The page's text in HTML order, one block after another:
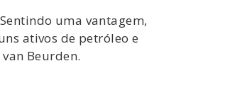
uma vantagem,
ativos de petróleo e
Beurden.